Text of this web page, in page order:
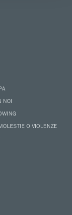
NOI
O VIOLENZE